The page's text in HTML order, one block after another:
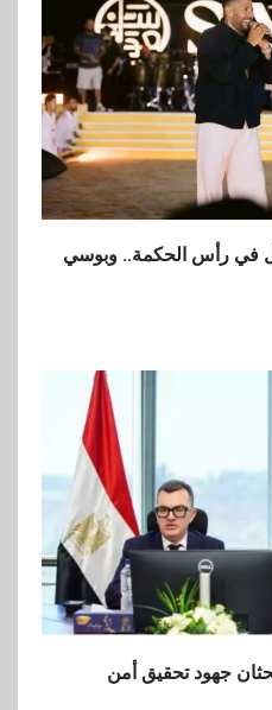
النفط مع تصاعد
مستقبل الملاحة
يكرم موظفيه
بعد تحقيق نتائج قياسية
إنتيسا سان باولو تحقق 5.6 مليار
ربح في النصف الأول
في رأس الحكمة.. وبوسي
جهود تحقيق أمن